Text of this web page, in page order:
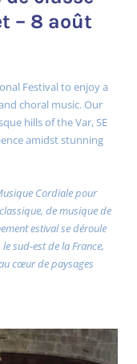
– 8 août
Festival to enjoy a
choral music. Our
hills of the Var, SE
amidst stunning
Cordiale pour
de musique de
estival se déroule
sud-est de la France,
cœur de paysages